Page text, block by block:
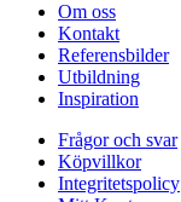
Om oss
Kontakt
Referensbilder
Utbildning
Inspiration
Frågor och svar
Köpvillkor
Integritetspolicy